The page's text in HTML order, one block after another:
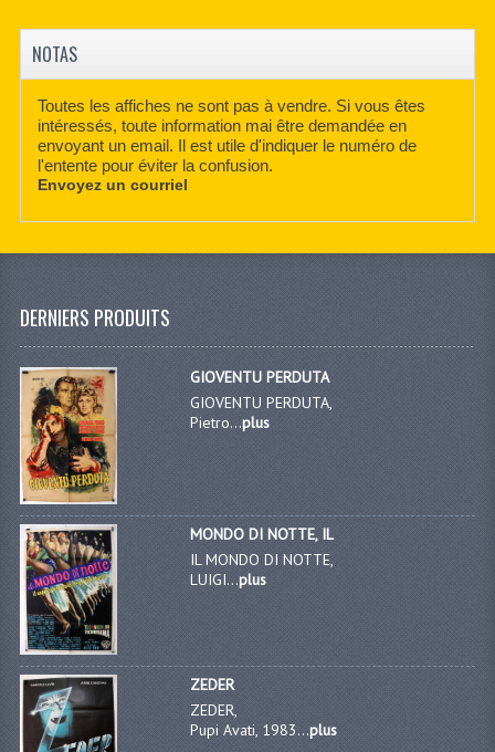
NOTAS
Toutes les affiches ne sont pas à vendre. Si vous êtes
intéressés, toute information mai être demandée en
envoyant un email. Il est utile d'indiquer le numéro de
l'entente pour éviter la confusion.
Envoyez un courriel
DERNIERS PRODUITS
GIOVENTU PERDUTA
GIOVENTU PERDUTA,
Pietro...plus
MONDO DI NOTTE, IL
IL MONDO DI NOTTE,
LUIGI...plus
ZEDER
ZEDER,
Pupi Avati, 1983...plus